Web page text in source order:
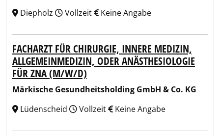
Diepholz
Vollzeit Keine Angabe
FACHARZT FÜR CHIRURGIE, INNERE MEDIZIN,
ALLGEMEINMEDIZIN, ODER ANÄSTHESIOLOGIE
FÜR ZNA (M/W/D)
Märkische Gesundheitsholding GmbH & Co. KG
Lüdenscheid
Vollzeit Keine Angabe